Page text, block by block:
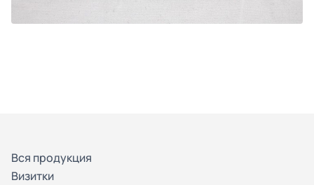
Вся продукция
Визитки